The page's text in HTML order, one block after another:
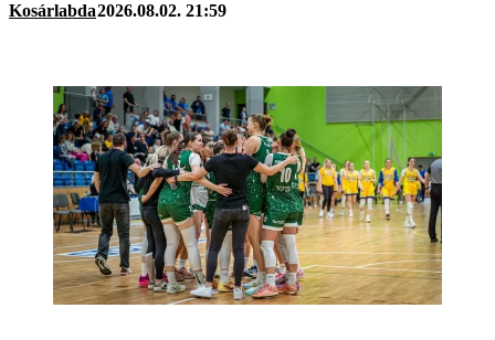
Kosárlabda2026.08.02. 21:59